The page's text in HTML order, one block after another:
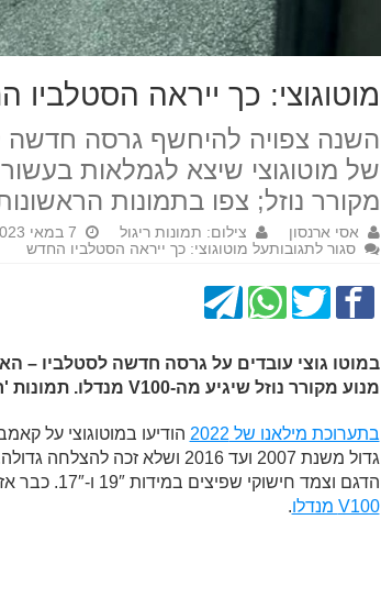
מוטוגוצי: כך ייראה הסטלביו
השנה צפויה להיחשף גרסה חדשה
של מוטוגוצי שיצא לגמלאות
מקורר נוזל; צפו בתמונות
אסי ארנסון צילום: תמונות ריגול 7 במאי 2023
סגור לתגובותעל מוטוגוצי: כך ייראה הסטלביו החדש
במוטו גוצי עובדים על גרסה חדשה לסטלביו –
מנוע מקורר נוזל שיגיע מה-V100 מנדלו. תמונות 'ריגול' ראשונות שלו פורסמו ברשת.
בתערוכת מילאנו של 2022 הודיעו במוטוגוצי על
גדול משנת 2007 ועד 2016 ושלא
הדגם וצמד חישוקי שפיצים במידות 19″ ו-17″. כבר אז ידענו על שימוש במנוע החדש של ה-
V100 מנדלו
.